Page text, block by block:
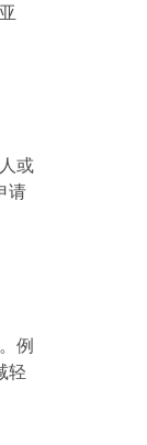
或
请
例
轻